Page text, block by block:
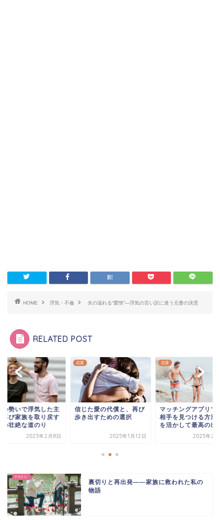
HOME 浮気・不倫 夫の溢れる“愛情”―浮気の言い訳に迷う元妻の決意
RELATED POST
の勢いで浮気した主
再び家族を取り戻す
の壮絶な道のり
2025年2月8日
恋愛
信じた愛の代償と、再び
歩き出すための選択
2025年1月12日
恋愛
マッチングアプリで
相手を見つける方法
を活かして最高の出
2025年2
裏切りと再出発――家族に救われた私の
物語